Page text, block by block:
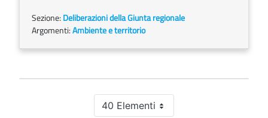
Sezione: Deliberazioni della Giunta regionale
Argomenti:Ambiente e territorio
40 ElementiPer pagina